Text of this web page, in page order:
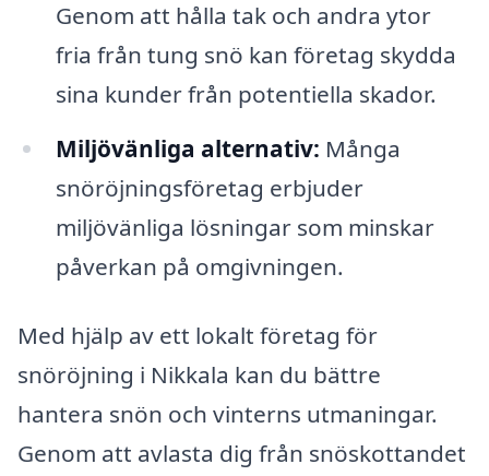
Genom att hålla tak och andra ytor
fria från tung snö kan företag skydda
sina kunder från potentiella skador.
Miljövänliga alternativ: Många
snöröjningsföretag erbjuder
miljövänliga lösningar som minskar
påverkan på omgivningen.
Med hjälp av ett lokalt företag för
snöröjning i Nikkala kan du bättre
hantera snön och vinterns utmaningar.
Genom att avlasta dig från snöskottandet